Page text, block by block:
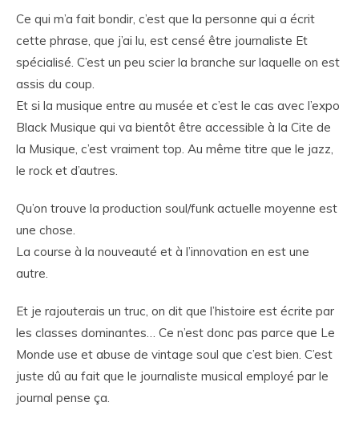
Ce qui m’a fait bondir, c’est que la personne qui a écrit
cette phrase, que j’ai lu, est censé être journaliste Et
spécialisé. C’est un peu scier la branche sur laquelle on est
assis du coup.
Et si la musique entre au musée et c’est le cas avec l’expo
Black Musique qui va bientôt être accessible à la Cite de
la Musique, c’est vraiment top. Au même titre que le jazz,
le rock et d’autres.
Qu’on trouve la production soul/funk actuelle moyenne est
une chose.
La course à la nouveauté et à l’innovation en est une
autre.
Et je rajouterais un truc, on dit que l’histoire est écrite par
les classes dominantes… Ce n’est donc pas parce que Le
Monde use et abuse de vintage soul que c’est bien. C’est
juste dû au fait que le journaliste musical employé par le
journal pense ça.